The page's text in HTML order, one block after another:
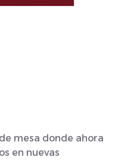
mesa donde ahora
en nuevas